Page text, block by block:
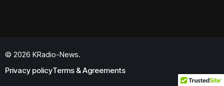
© 2026 KRadio-News.
Privacy policyTerms & Agreements